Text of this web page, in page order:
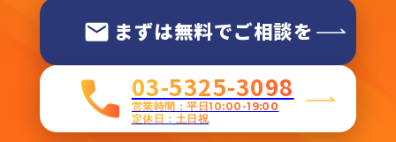
まずは無料でご相談を
03-5325-3098
営業時間：平日10:00-19:00
定休日：土日祝